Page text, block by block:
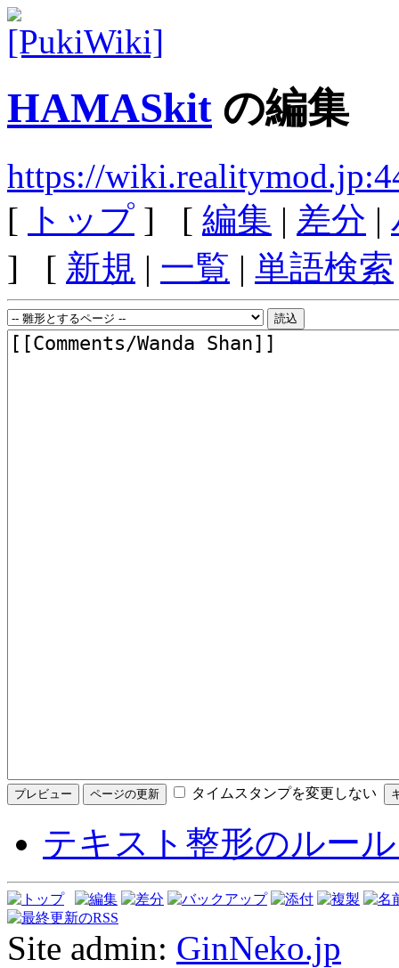
HAMASkit の編集
https://
[ トップ ] [ 編集 | 差分 |
] [ 新規 | 一覧 | 単語検索
タイムスタンプを変更しない
テキスト整形のルー
Site admin: GinNeko.jp